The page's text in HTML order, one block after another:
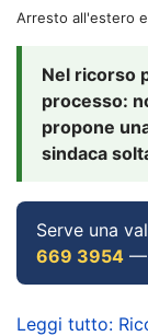
Arresto all'estero
Nel ricorso
processo:
propone
sindaca
Serve una
669 3954 —
Leggi tutto: